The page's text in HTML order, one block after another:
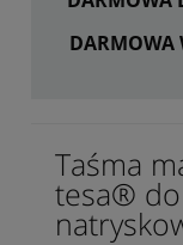
DARMOWA
Taśma
tesa®